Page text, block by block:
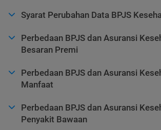
Syarat Perubahan Data BPJS
Perbedaan BPJS dan Asuransi
Besaran Premi
Perbedaan BPJS dan Asuransi
Manfaat
Perbedaan BPJS dan Asuransi
Penyakit Bawaan